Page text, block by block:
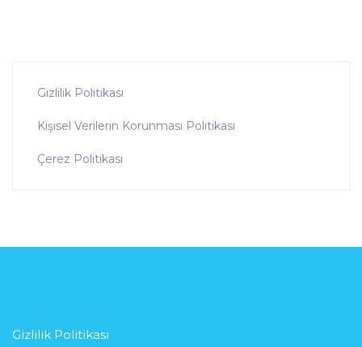
Gizlilik Politikası
Kişisel Verilerin Korunması Politikası
Çerez Politikası
Gizlilik Politikası